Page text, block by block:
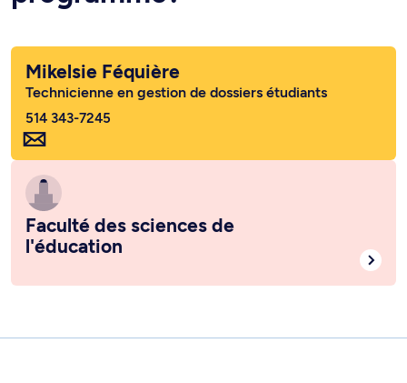
Mikelsie Féquière
Technicienne en gestion de dossiers étudiants
514 343-7245
Faculté des sciences de
l'éducation